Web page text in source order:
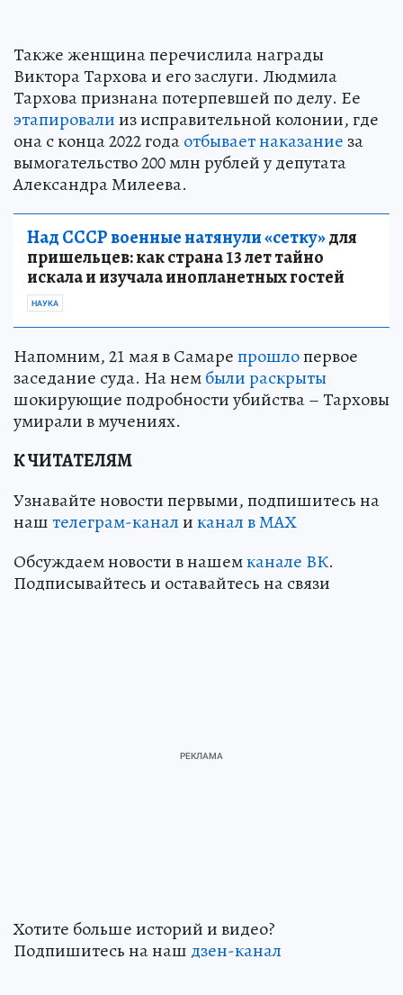
Также женщина перечислила награды
Виктора Тархова и его заслуги. Людмила
Тархова признана потерпевшей по делу. Ее
этапировалииз исправительной колонии, где
она с конца 2022 годаотбывает наказание за
вымогательство 200 млн рублей у депутата
Александра Милеева.
Над СССР военные натянули «сетку»для
пришельцев: как страна 13 лет тайно
искала и изучала инопланетных гостей
НАУКА
Напомним, 21 мая в Самарепрошлопервое
заседание суда. На нембыли раскрыты
шокирующие подробности убийства – Тарховы
умирали в мучениях.
К ЧИТАТЕЛЯМ
Узнавайте новости первыми, подпишитесь на
наштелеграм-каналиканал в МАХ
Обсуждаем новости в нашемканале ВК.
Подписывайтесь и оставайтесь на связи
Хотите больше историй и видео?
Подпишитесь на наш дзен-канал